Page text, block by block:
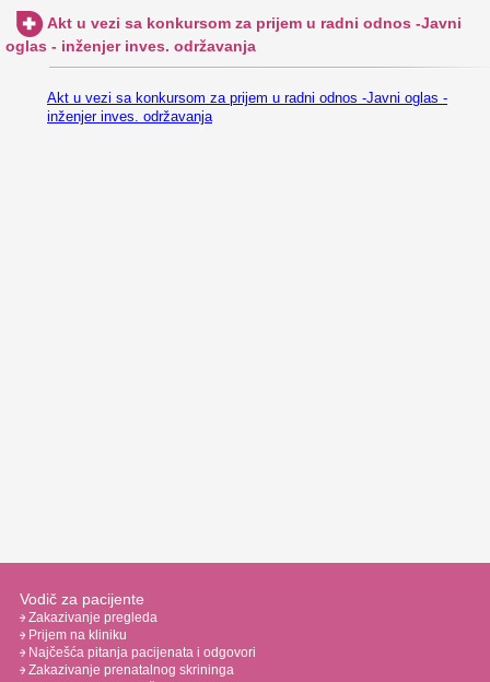
Akt u vezi sa konkursom za prijem u radni odnos -Javni
oglas - inženjer inves. održavanja
Akt u vezi sa konkursom za prijem u radni odnos -Javni oglas -
inženjer inves. održavanja
Vodič za pacijente
Zakazivanje pregleda
Prijem na kliniku
Najčešća pitanja pacijenata i odgovori
Zakazivanje prenatalnog skrininga